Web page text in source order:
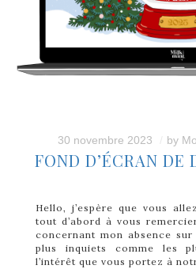
30 novembre 2023 by
FOND D’ÉCRAN DE
Hello, j’espère que vous
tout d’abord à vous
concernant mon absence
plus inquiets comme les
l’intérêt que vous portez à